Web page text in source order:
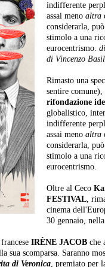
indifferente
assai meno altra
considerarla,
stimolo a una
eurocentrismo.
di Vincenzo
Rimasto una
sentire comune),
rifondazione
globalistico,
indifferente
assai meno altra
considerarla,
stimolo a una
eurocentrismo.
Oltre al Ceco
FESTIVAL,
cinema
30 gennaio,
IRÈNE JACOB che
sua scomparsa. Saranno
di Veronica, premiato per